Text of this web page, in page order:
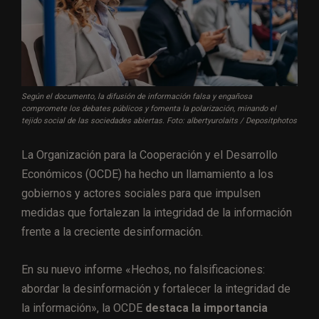
Según el documento, la difusión de información falsa y engañosa
compromete los debates públicos y fomenta la polarización, minando el
tejido social de las sociedades abiertas. Foto: albertyurolaits / Depositphotos
La Organización para la Cooperación y el Desarrollo
Económicos (OCDE) ha hecho un llamamiento a los
gobiernos y actores sociales para que impulsen
medidas que fortalezan la integridad de la información
frente a la creciente desinformación.
En su nuevo informe «Hechos, no falsificaciones:
abordar la desinformación y fortalecer la integridad de
la información», la OCDE destaca la importancia